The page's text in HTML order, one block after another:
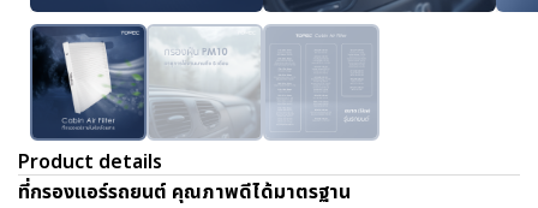
Product details
ที่กรองแอร์รถยนต์ คุณภาพดีได้มาตรฐาน